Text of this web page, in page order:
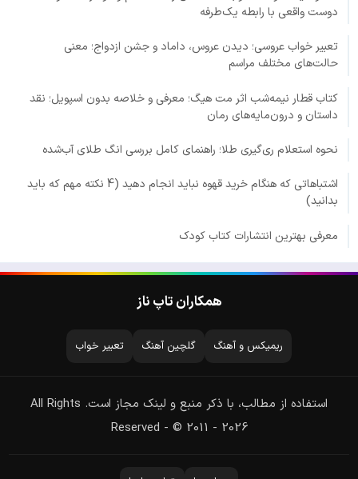
دوست واقعی با رابطه یک‌طرفه
تعبیر خواب عروسی؛ دیدن عروس، داماد و جشن ازدواج؛ معنی
حالت‌های مختلف مراسم
کتاب قطار نیمه‌شب اثر مت هیگ؛ معرفی و خلاصه بدون اسپویل؛ نقد
داستان و درون‌مایه‌های رمان
نحوه استعلام ری‌گیری طلا؛ راهنمای کامل بررسی انگ طلای آب‌شده
اشتباهاتی که هنگام خرید قهوه نباید انجام دهید (4 نکته مهم که باید
بدانید)
معرفی بهترین انتشارات کتاب کودک
همکاران تاپ ناز
ریمیکس و آهنگ گلچین آهنگ تعبیر خواب
استفاده از مطالب، با ذکر منبع و لینک مجاز است. All Rights
Reserved - © 2011 - 2026